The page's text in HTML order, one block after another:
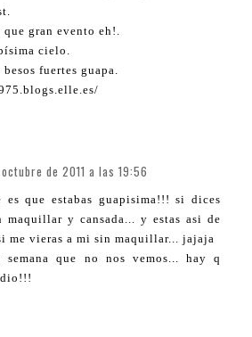
gran evento eh!.
cielo.
fuertes guapa.
de 2011 a las 19:56
que estabas guapisima!!! si dices
maquillar y cansada... y estas asi de
me vieras a mi sin maquillar... jajaja
semana que no nos vemos... hay q